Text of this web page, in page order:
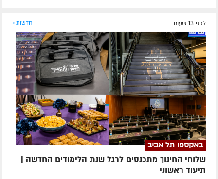
לפני 13 שעות חדשות »
באקספו תל אביב
שלוחי החינוך מתכנסים לרגל שנת הלימודים החדשה |
תיעוד ראשוני